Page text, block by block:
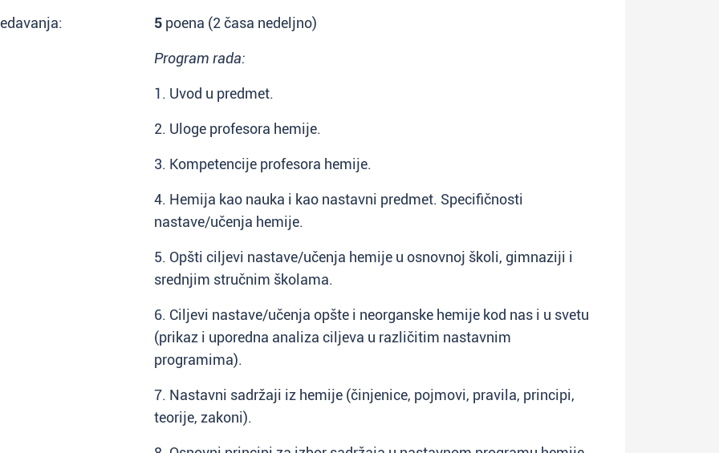
5 poena (2 časa nedeljno)
Program rada:
1. Uvod u predmet.
2. Uloge profesora hemije.
3. Kompetencije profesora hemije.
4. Hemija kao nauka i kao nastavni predmet. Specifičnosti
nastave/učenja hemije.
5. Opšti ciljevi nastave/učenja hemije u osnovnoj školi, gimnaziji i
srednjim stručnim školama.
6. Ciljevi nastave/učenja opšte i neorganske hemije kod nas i u svetu
(prikaz i uporedna analiza ciljeva u različitim nastavnim
programima).
7. Nastavni sadržaji iz hemije (činjenice, pojmovi, pravila, principi,
teorije, zakoni).